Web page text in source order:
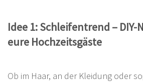
Idee 1: Schleifentrend –
eure Hochzeitsgäste
Ob im Haar, an der Kleidung oder